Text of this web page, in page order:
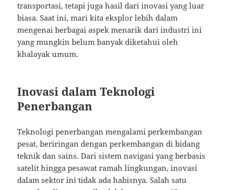
transportasi, tetapi juga hasil dari inovasi yang luar
biasa. Saat ini, mari kita eksplor lebih dalam
mengenai berbagai aspek menarik dari industri ini
yang mungkin belum banyak diketahui oleh
khalayak umum.
Inovasi dalam Teknologi
Penerbangan
Teknologi penerbangan mengalami perkembangan
pesat, beriringan dengan perkembangan di bidang
teknik dan sains. Dari sistem navigasi yang berbasis
satelit hingga pesawat ramah lingkungan, inovasi
dalam sektor ini tidak ada habisnya. Salah satu